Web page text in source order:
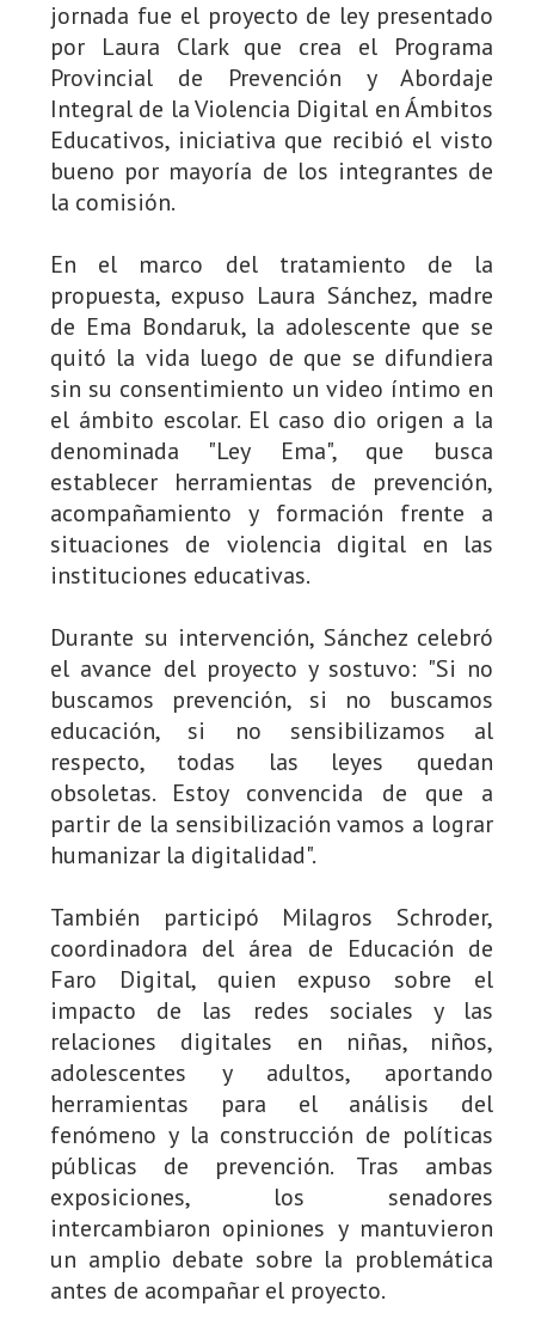
jornada fue el proyecto de ley presentado
por Laura Clark que crea el Programa
Provincial de Prevención y Abordaje
Integral de la Violencia Digital en Ámbitos
Educativos, iniciativa que recibió el visto
bueno por mayoría de los integrantes de
la comisión.
En el marco del tratamiento de la
propuesta, expuso Laura Sánchez, madre
de Ema Bondaruk, la adolescente que se
quitó la vida luego de que se difundiera
sin su consentimiento un video íntimo en
el ámbito escolar. El caso dio origen a la
denominada "Ley Ema", que busca
establecer herramientas de prevención,
acompañamiento y formación frente a
situaciones de violencia digital en las
instituciones educativas.
Durante su intervención, Sánchez celebró
el avance del proyecto y sostuvo: "Si no
buscamos prevención, si no buscamos
educación, si no sensibilizamos al
respecto, todas las leyes quedan
obsoletas. Estoy convencida de que a
partir de la sensibilización vamos a lograr
humanizar la digitalidad".
También participó Milagros Schroder,
coordinadora del área de Educación de
Faro Digital, quien expuso sobre el
impacto de las redes sociales y las
relaciones digitales en niñas, niños,
adolescentes y adultos, aportando
herramientas para el análisis del
fenómeno y la construcción de políticas
públicas de prevención. Tras ambas
exposiciones, los senadores
intercambiaron opiniones y mantuvieron
un amplio debate sobre la problemática
antes de acompañar el proyecto.